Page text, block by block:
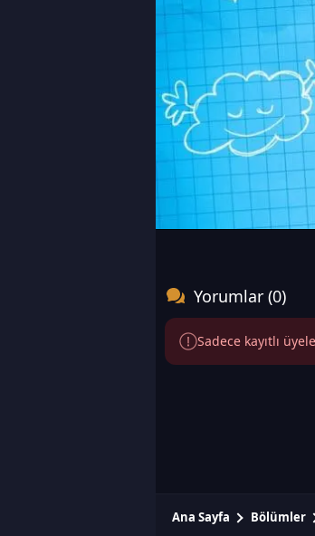
Yorumlar (0)
Sadece kayıtlı
Ana Sayfa Bölümler